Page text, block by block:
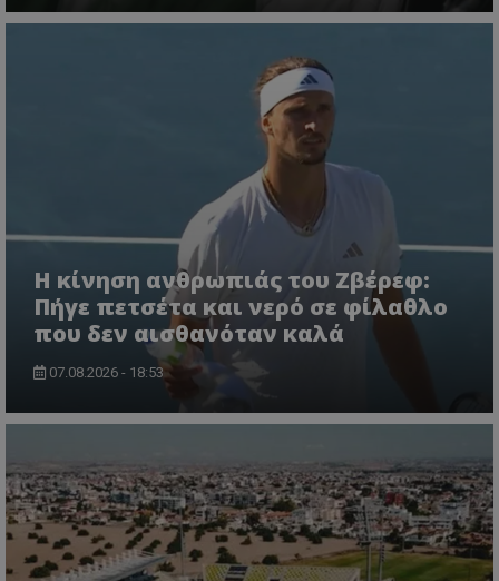
Η κίνηση ανθρωπιάς του Ζβέρεφ:
Πήγε πετσέτα και νερό σε φίλαθλο
που δεν αισθανόταν καλά
07.08.2026 - 18:53